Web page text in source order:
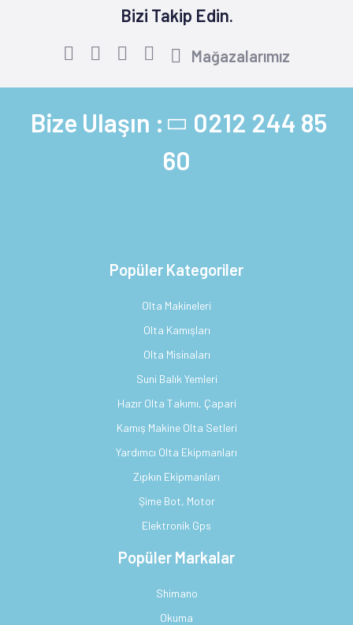
Bizi Takip Edin.
Mağazalarımız
Bize Ulaşın : 0212 244 85
60
Popüler Kategoriler
Olta Makineleri
Olta Kamışları
Olta Misinaları
Suni Balık Yemleri
Hazır Olta Takımı, Çapari
Kamış Makine Olta Setleri
Yardımcı Olta Ekipmanları
Zıpkın Ekipmanları
Şime Bot, Motor
Elektronik Gps
Popüler Markalar
Shimano
Okuma